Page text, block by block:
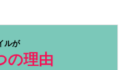
ルが
の理由